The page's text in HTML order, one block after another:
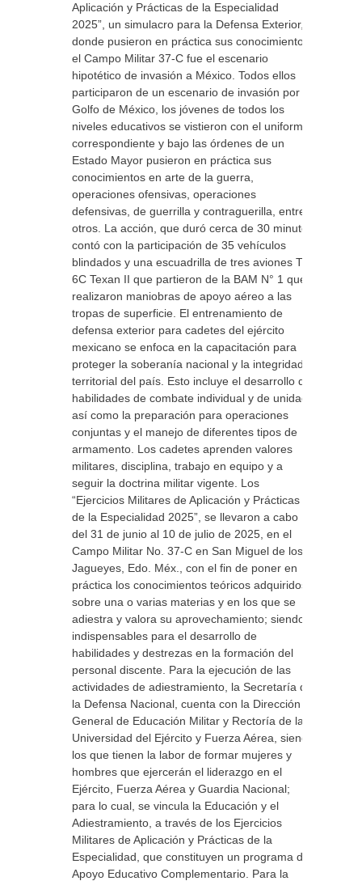
Aplicación y Prácticas de la Especialidad
2025”, un simulacro para la Defensa Exterior,
donde pusieron en práctica sus conocimientos,
el Campo Militar 37-C fue el escenario
hipotético de invasión a México. Todos ellos
participaron de un escenario de invasión por el
Golfo de México, los jóvenes de todos los
niveles educativos se vistieron con el uniforme
correspondiente y bajo las órdenes de un
Estado Mayor pusieron en práctica sus
conocimientos en arte de la guerra,
operaciones ofensivas, operaciones
defensivas, de guerrilla y contraguerilla, entre
otros. La acción, que duró cerca de 30 minutos
contó con la participación de 35 vehículos
blindados y una escuadrilla de tres aviones T-
6C Texan II que partieron de la BAM N° 1 que
realizaron maniobras de apoyo aéreo a las
tropas de superficie. El entrenamiento de
defensa exterior para cadetes del ejército
mexicano se enfoca en la capacitación para
proteger la soberanía nacional y la integridad
territorial del país. Esto incluye el desarrollo de
habilidades de combate individual y de unidad,
así como la preparación para operaciones
conjuntas y el manejo de diferentes tipos de
armamento. Los cadetes aprenden valores
militares, disciplina, trabajo en equipo y a
seguir la doctrina militar vigente. Los
“Ejercicios Militares de Aplicación y Prácticas
de la Especialidad 2025”, se llevaron a cabo
del 31 de junio al 10 de julio de 2025, en el
Campo Militar No. 37-C en San Miguel de los
Jagueyes, Edo. Méx., con el fin de poner en
práctica los conocimientos teóricos adquiridos
sobre una o varias materias y en los que se
adiestra y valora su aprovechamiento; siendo
indispensables para el desarrollo de
habilidades y destrezas en la formación del
personal discente. Para la ejecución de las
actividades de adiestramiento, la Secretaría de
la Defensa Nacional, cuenta con la Dirección
General de Educación Militar y Rectoría de la
Universidad del Ejército y Fuerza Aérea, siendo
los que tienen la labor de formar mujeres y
hombres que ejercerán el liderazgo en el
Ejército, Fuerza Aérea y Guardia Nacional;
para lo cual, se vincula la Educación y el
Adiestramiento, a través de los Ejercicios
Militares de Aplicación y Prácticas de la
Especialidad, que constituyen un programa de
Apoyo Educativo Complementario. Para la